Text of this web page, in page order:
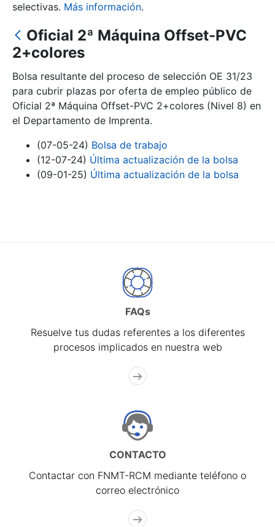
Mostrar/Ocultar
Mostrar/Ocultar
selectivas. Más información.
Oficial 2ª Máquina Offset-PVC
2+colores
Bolsa resultante del proceso de selección OE 31/23
para cubrir plazas por oferta de empleo público de
Oficial 2ª Máquina Offset-PVC 2+colores (Nivel 8) en
el Departamento de Imprenta.
(07-05-24) Bolsa de trabajo
(12-07-24) Última actualización de la bolsa
(09-01-25) Última actualización de la bolsa
FAQs
Resuelve tus dudas referentes a los diferentes
procesos implicados en nuestra web
CONTACTO
Contactar con FNMT-RCM mediante teléfono o
correo electrónico